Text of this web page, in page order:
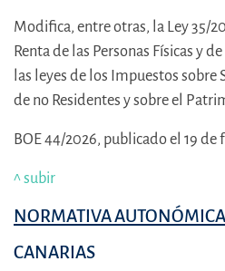
Modifica, entre otras, la Ley 35/
Renta de las Personas Físicas y
las leyes de los Impuestos sobre
de no Residentes y sobre el
BOE 44/2026, publicado el 19 de
^ subir
NORMATIVA AUTONÓMICA
CANARIAS